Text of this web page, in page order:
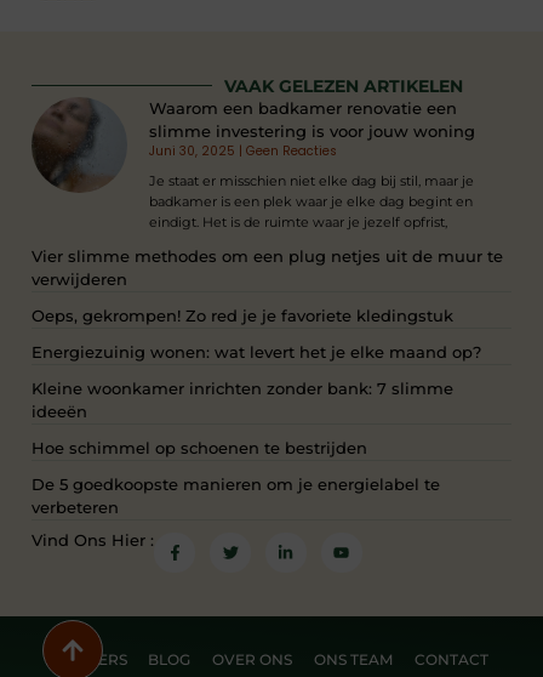
VAAK GELEZEN ARTIKELEN
Waarom een badkamer renovatie een
slimme investering is voor jouw woning
Juni 30, 2025
Geen Reacties
Je staat er misschien niet elke dag bij stil, maar je
badkamer is een plek waar je elke dag begint en
eindigt. Het is de ruimte waar je jezelf opfrist,
Vier slimme methodes om een plug netjes uit de muur te
verwijderen
Oeps, gekrompen! Zo red je je favoriete kledingstuk
Energiezuinig wonen: wat levert het je elke maand op?
Kleine woonkamer inrichten zonder bank: 7 slimme
ideeën
Hoe schimmel op schoenen te bestrijden
De 5 goedkoopste manieren om je energielabel te
verbeteren
Vind Ons Hier :
PARTNERS BLOG OVER ONS ONS TEAM CONTACT